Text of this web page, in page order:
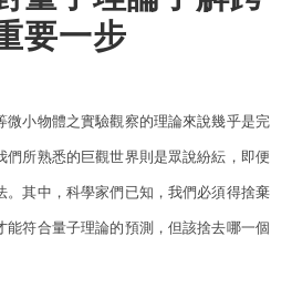
要一步
微小物體之實驗觀察的理論來說幾乎是完
們所熟悉的巨觀世界則是眾說紛紜，即便
。其中，科學家們已知，我們必須得捨棄
符合量子理論的預測，但該捨去哪一個